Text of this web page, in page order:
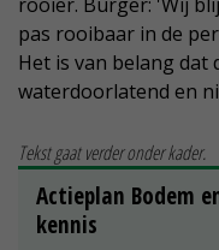
rooier. Burger: 'Wij
pas rooibaar in de
Het is van belang
waterdoorlatend en
Tekst gaat verder onder kader.
Actieplan Bodem
kennis